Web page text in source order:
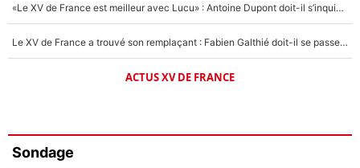
«Le XV de France est meilleur avec Lucu» : Antoine Dupont doit-il s’inquiéter pour sa place ?
Le XV de France a trouvé son remplaçant : Fabien Galthié doit-il se passer d'Antoine Dupont ?
ACTUS XV DE FRANCE
Sondage